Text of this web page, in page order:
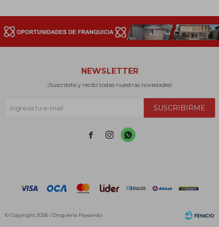
NEWSLETTER
¡Suscribite y recibí todas nuestras novedades!
SUSCRIBIRME
  
© Copyright 2026 / Droguería Paysandú